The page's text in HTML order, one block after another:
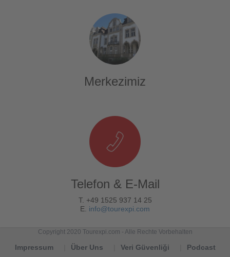
Merkezimiz
Telefon & E-Mail
T. +49 1525 937 14 25
E. info@tourexpi.com
Copyright 2020 Tourexpi.com - Alle Rechte Vorbehalten
Impressum Über Uns Veri Güvenliği Podcast